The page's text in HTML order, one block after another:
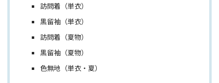
訪問着（単衣）
黒留袖（単衣）
訪問着（夏物）
黒留袖（夏物）
色無地（単衣・夏）